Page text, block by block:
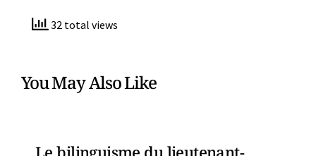
32 total views
You May Also Like
Le bilinguisme du lieutenant-